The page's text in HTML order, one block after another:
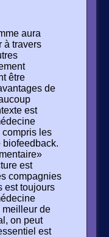
aura
à travers
être
de
est
compris les
biofeedback.
est
compagnies
est toujours
meilleur de
on peut
est